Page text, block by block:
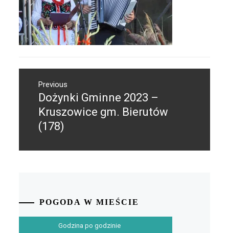
wpisuPrevious
Previous
post:
Dożynki Gminne 2023 –
Kruszowice gm. Bierutów
(178)
POGODA W MIEŚCIE
Godzina po godzinie